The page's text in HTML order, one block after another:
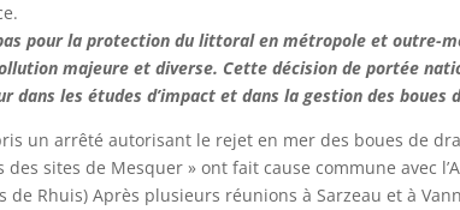
pour la protection du littoral en métropole et outre-
majeure et diverse. Cette décision de portée
les études d’impact et dans la gestion des boues
un arrêté autorisant le rejet en mer des boues de
sites de Mesquer » ont fait cause commune avec
de Rhuis) Après plusieurs réunions à Sarzeau et à